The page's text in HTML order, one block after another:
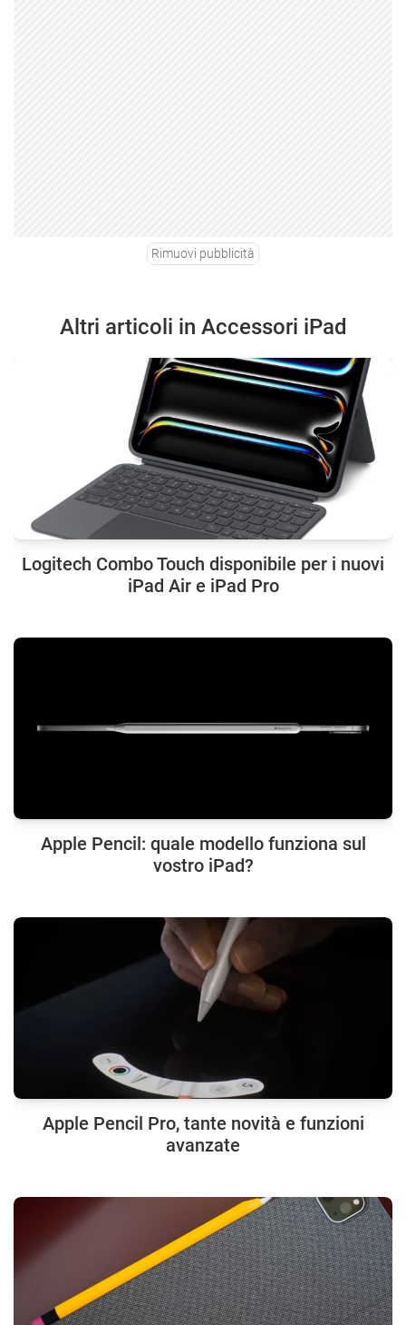
Rimuovi pubblicità
Altri articoli in Accessori iPad
Logitech Combo Touch disponibile per i nuovi
iPad Air e iPad Pro
Apple Pencil: quale modello funziona sul
vostro iPad?
Apple Pencil Pro, tante novità e funzioni
avanzate